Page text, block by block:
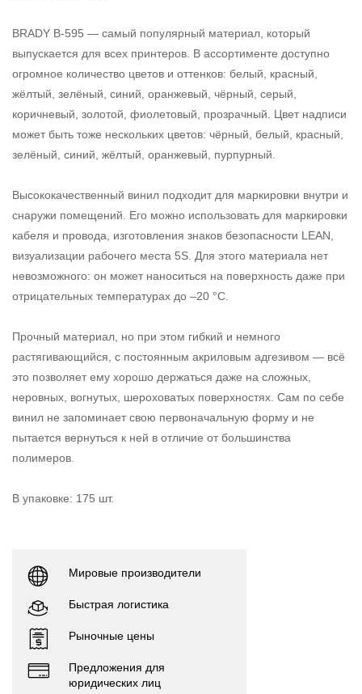
BRADY B-595 — самый популярный материал, который
выпускается для всех принтеров. В ассортименте доступно
огромное количество цветов и оттенков: белый, красный,
жёлтый, зелёный, синий, оранжевый, чёрный, серый,
коричневый, золотой, фиолетовый, прозрачный. Цвет надписи
может быть тоже нескольких цветов: чёрный, белый, красный,
зелёный, синий, жёлтый, оранжевый, пурпурный.
Высококачественный винил подходит для маркировки внутри и
снаружи помещений. Его можно использовать для маркировки
кабеля и провода, изготовления знаков безопасности LEAN,
визуализации рабочего места 5S. Для этого материала нет
невозможного: он может наноситься на поверхность даже при
отрицательных температурах до –20 °С.
Прочный материал, но при этом гибкий и немного
растягивающийся, с постоянным акриловым адгезивом — всё
это позволяет ему хорошо держаться даже на сложных,
неровных, вогнутых, шероховатых поверхностях. Сам по себе
винил не запоминает свою первоначальную форму и не
пытается вернуться к ней в отличие от большинства
полимеров.
В упаковке: 175 шт.
Мировые производители
Быстрая логистика
Рыночные цены
Предложения для
юридических лиц